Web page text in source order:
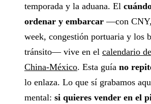
temporada y la aduana. El
ordenar y embarcar —con
week, congestión portuaria y los
tránsito— vive en el calendario
China-México. Esta guía no
lo enlaza. Lo que sí grabamos
mental: si quieres vender en el